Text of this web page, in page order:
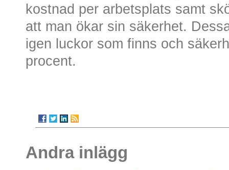
kostnad per arbetsplats samt
att man ökar sin säkerhet.
igen luckor som finns och
procent.
Andra inlägg